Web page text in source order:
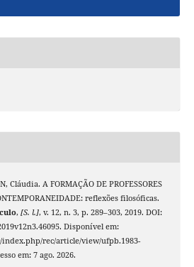
Cláudia. A FORMAÇÃO DE PROFESSORES
reflexões filosóficas.
, [S. l.], v. 12, n. 3, p. 289–303, 2019. DOI:
Disponível em:
rec/article/view/ufpb.1983-
em: 7 ago. 2026.